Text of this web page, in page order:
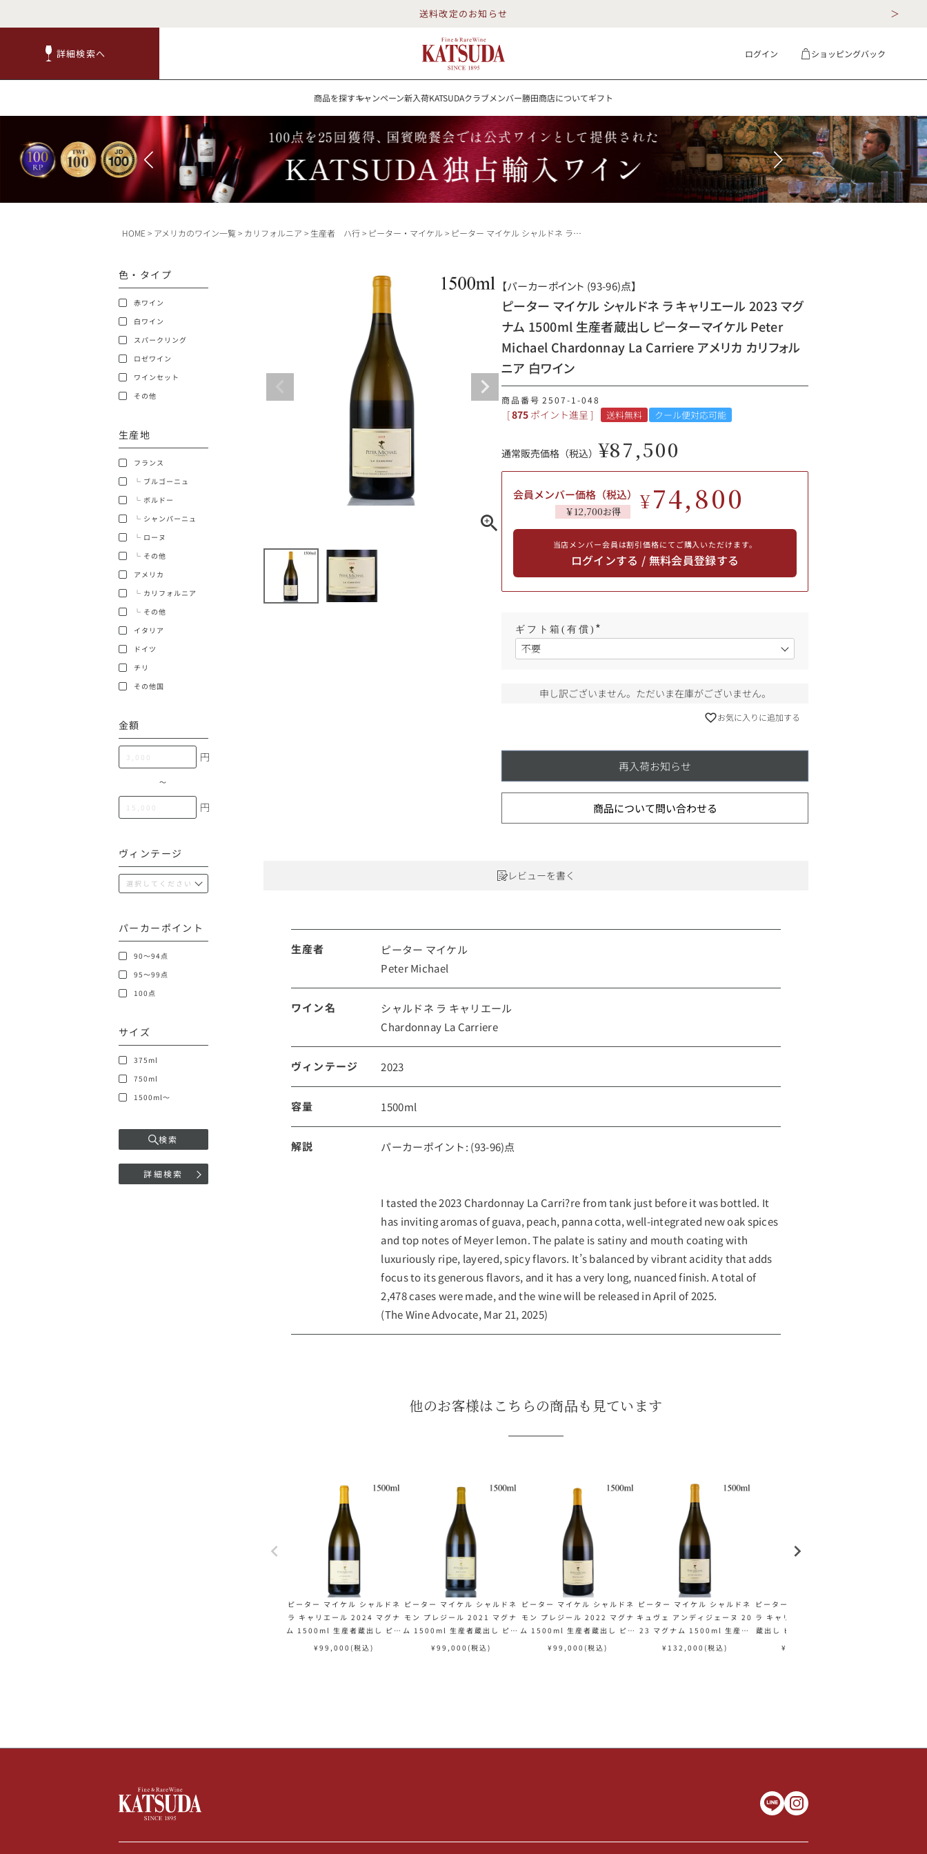
送料改定のお知らせ
詳細検索へ ログイン ショッピングバック
商品を探すキャンペーン新入荷KATSUDAクラブメンバー勝田商店についてギフト
送料改定のお知らせ
詳細検索へ
商品を探すキャンペーン新入荷KATSUDAクラブメンバー勝田商店についてギフト
赤ワイン
白ワイン スパークリング ロゼワイン RP100点
勝田商店について
ギフトラッピング
ルロワ
ペトリュス
ブルゴーニュ
ローヌ
カリフォルニア
赤ワイン 白ワイン
スパークリング ロゼワイン
価格帯から探す
お得な情報を受け取る
HOME アメリカのワイン一覧 カリフォルニア 生産者 ハ行 ピーター・マイケル ピーター マイケル シャルドネ ラ キャリエール 2023 マグナム 1500ml 生産者蔵出し ピーターマイケル Peter Michael Chardonnay La Carriere アメリカ カリフォルニア 白ワイン
色・タイプ
赤ワイン
白ワイン
スパークリング
ロゼワイン
ワインセット
その他
生産地
フランス
└ ブルゴーニュ
└ ボルドー
└ シャンパーニュ
└ ローヌ
└ その他
アメリカ
└ カリフォルニア
└ その他
イタリア
ドイツ
チリ
その他国
金額
円
〜
円
ヴィンテージ
パーカーポイント
90～94点
95～99点
100点
サイズ
375ml
750ml
1500ml～
検索
詳細検索
【パーカーポイント (93-96)点】
ピーター マイケル シャルドネ ラ キャリエール 2023 マグ
ナム 1500ml 生産者蔵出し ピーターマイケル Peter
Michael Chardonnay La Carriere アメリカ カリフォル
ニア 白ワイン
商品番号 2507-1-048
[875 ポイント進呈 ] 送料無料 クール便対応可能
通常販売価格（税込） ¥87,500
会員メンバー価格（税込）
￥12,700お得 ¥74,800
当店メンバー会員は割引価格にてご購入いただけます。
ログインする / 無料会員登録する
ギフト箱(有償)
(
須
申し訳ございません。ただいま在庫がございません。
お気に入りに追加する
再入荷お知らせ
商品について問い合わせる
レビューを書く
生産者
ピーター マイケル
Peter Michael
ワイン名
シャルドネ ラ キャリエール
Chardonnay La Carriere
ヴィンテージ 2023
容量 1500ml
解説 パーカーポイント: (93-96)点
I tasted the 2023 Chardonnay La Carri?re from tank just before it was bottled. It
has inviting aromas of guava, peach, panna cotta, well-integrated new oak spices
and top notes of Meyer lemon. The palate is satiny and mouth coating with
luxuriously ripe, layered, spicy flavors. It’s balanced by vibrant acidity that adds
focus to its generous flavors, and it has a very long, nuanced finish. A total of
2,478 cases were made, and the wine will be released in April of 2025.
(The Wine Advocate, Mar 21, 2025)
他のお客様はこちらの商品も見ています
ピーター マイケル シャルドネ
ラ キャリエール 2024 マグナ
ム 1500ml 生産者蔵出し ピー
ターマイケル Peter Michael
¥99,000 (税込)
ピーター マイケル シャルドネ
モン プレジール 2021 マグナ
ム 1500ml 生産者蔵出し ピー
ターマイケル Peter Michael
¥ 99,000 (税込)
ピーター マイケル シャルドネ
モン プレジール 2022 マグナ
ム 1500ml 生産者蔵出し ピー
ターマイケル Peter Michael
¥99,000 (税込)
ピーター マイケル シャルドネ
キュヴェ アンディジェーヌ 20
23 マグナム 1500ml 生産者
蔵出し ピーターマイケル Pet
¥ 132,000 (税込)
ピーター マイケル シャルドネ
ラ キャリエール 2024 生産者
蔵出し ピーターマイケル Pet
¥